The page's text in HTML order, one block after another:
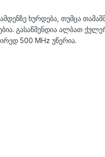
ხურდება, თუმცა
გასაწმენდია ალბათ
500 MHz უწერია.